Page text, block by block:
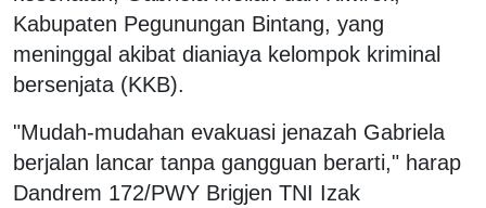
Kabupaten Pegunungan Bintang, yang
meninggal akibat dianiaya kelompok kriminal
bersenjata (KKB).
"Mudah-mudahan evakuasi jenazah Gabriela
berjalan lancar tanpa gangguan berarti," harap
Dandrem 172/PWY Brigjen TNI Izak